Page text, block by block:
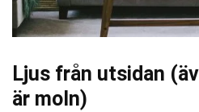
Ljus från utsidan
är moln)